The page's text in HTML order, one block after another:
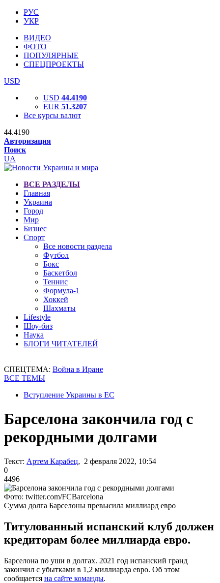
РУС
УКР
ВИДЕО
ФОТО
ПОПУЛЯРНЫЕ
СПЕЦПРОЕКТЫ
USD
USD 44.4190
EUR 51.3207
Все курсы валют
44.4190
Авторизация
Поиск
UA
ВСЕ РАЗДЕЛЫ
Главная
Украина
Город
Мир
Бизнес
Спорт
Все новости раздела
Футбол
Бокс
Баскетбол
Теннис
Формула-1
Хоккей
Шахматы
Lifestyle
Шоу-биз
Наука
БЛОГИ ЧИТАТЕЛЕЙ
СПЕЦТЕМА: Война в Иране
ВСЕ ТЕМЫ
Вступление Украины в ЕС
Барселона закончила год с
рекордными долгами
Текст: Артем Карабец, 2 февраля 2022, 10:54
0
4496
Фото: twitter.com/FCBarcelona
Сумма долга Барселоны превысила миллиард евро
Титулованный испанский клуб должен
кредиторам более миллиарда евро.
Барселона по уши в долгах. 2021 год испанский гранд
закончил с убытками в 1,2 миллиарда евро. Об этом
сообщается на сайте команды.